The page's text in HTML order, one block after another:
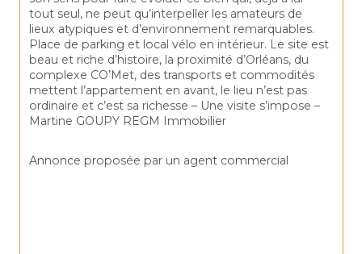
tout seul, ne peut qu’interpeller les amateurs de
lieux atypiques et d’environnement remarquables.
Place de parking et local vélo en intérieur. Le site est
beau et riche d’histoire, la proximité d’Orléans, du
complexe CO’Met, des transports et commodités
mettent l’appartement en avant, le lieu n’est pas
ordinaire et c’est sa richesse – Une visite s’impose –
Martine GOUPY REGM Immobilier
Annonce proposée par un agent commercial